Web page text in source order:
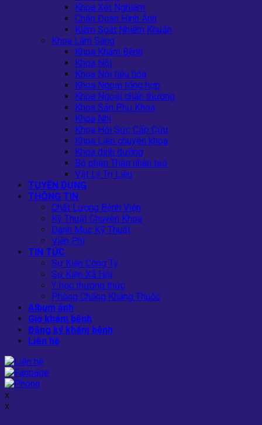
Khoa Xét Nghiệm
Chẩn Đoán Hình Ảnh
Kiểm Soát Nhiễm Khuẩn
Khoa Lâm Sàng
Khoa Khám Bệnh
Khoa Nội
Khoa Nội tiêu hóa
Khoa Ngoại tổng hợp
Khoa Ngoại chấn thương
Khoa Sản Phụ Khoa
Khoa Nhi
Khoa Hồi Sức Cấp Cứu
Khoa Liên chuyên khoa
Khoa dinh dưỡng
Bộ phận Thận nhân tạo
Vật Lý Trị Liệu
TUYỂN DỤNG
THÔNG TIN
Chất Lượng Bệnh Viện
Kỹ Thuật Chuyên Khoa
Danh Mục Kỹ Thuật
Viện Phí
TIN TỨC
Sự Kiện Công Ty
Sự Kiện Xã Hội
Y học thường thức
Phòng Chống Kháng Thuốc
Album ảnh
Giờ khám bệnh
Đăng ký khám bệnh
Liên hệ
x
x